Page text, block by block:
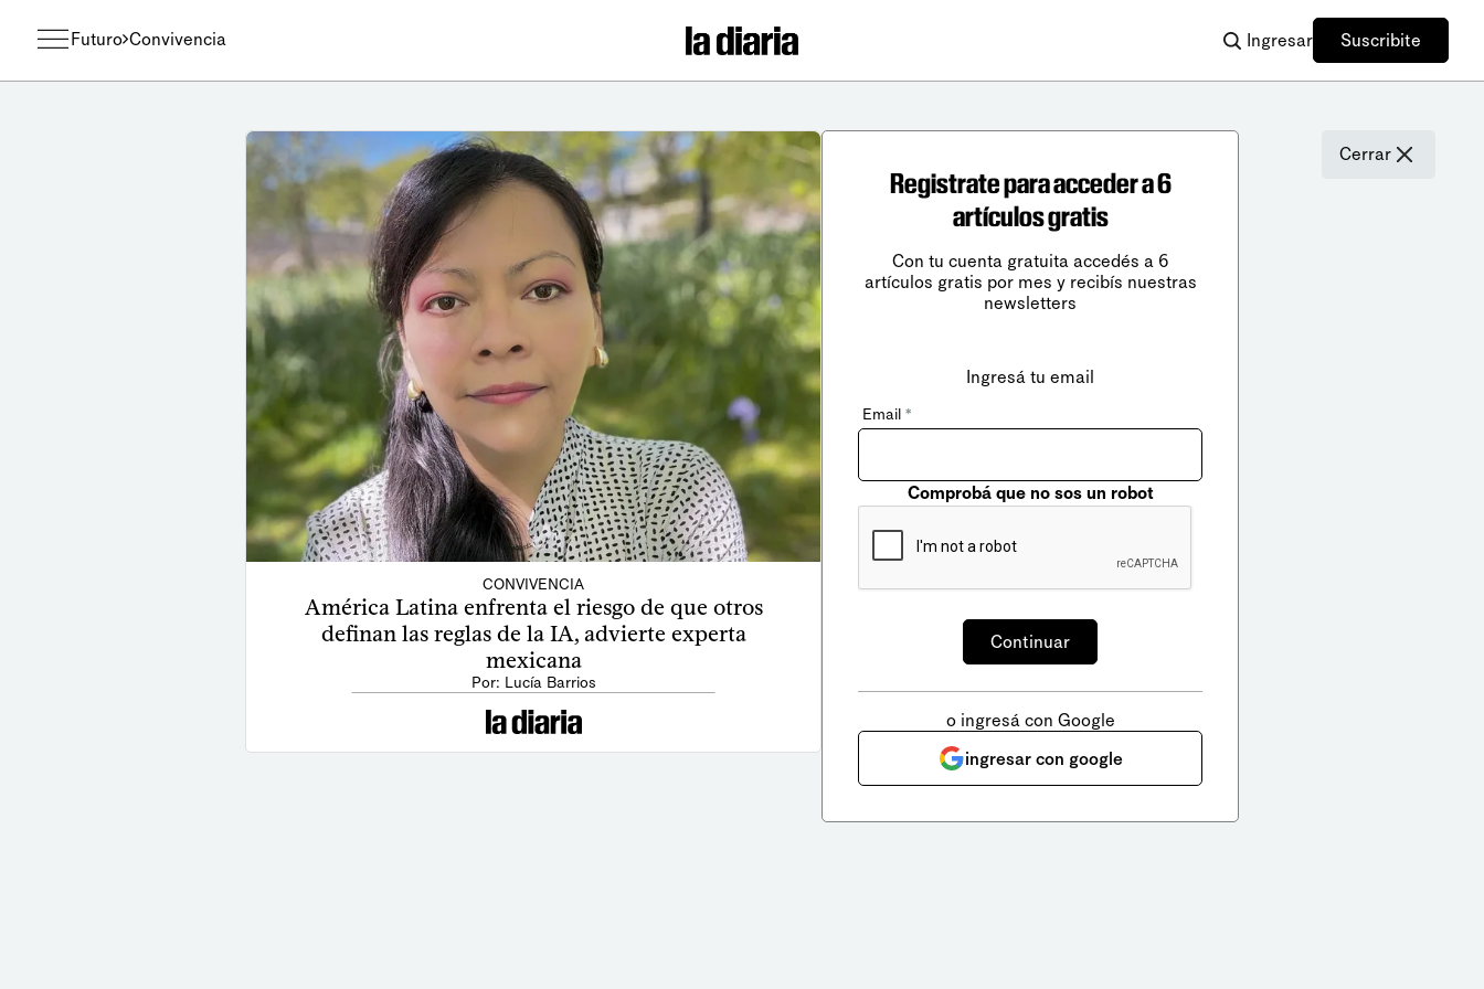
Futuro Convivencia Ingresar Suscribite
CONVIVENCIA
América Latina enfrenta el riesgo de que otros
definan las reglas de la IA, advierte experta
mexicana
Por: Lucía Barrios
Cerrar
Registrate para acceder a 6
artículos gratis
Con tu cuenta gratuita accedés a 6
artículos gratis por mes y recibís nuestras
newsletters
Ingresá tu email
Email *
Comprobá que no sos un robot
o ingresá con Google
ingresar con google